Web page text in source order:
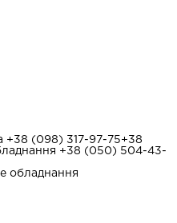
+38 (098) 317-97-75+38
+38 (050) 504-43-
обладнання